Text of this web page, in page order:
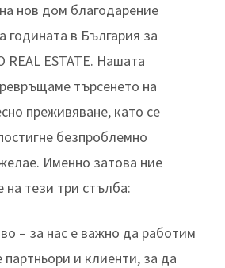
нов дом благодарение
годината в България за
REAL ESTATE. Нашата
търсенето на
преживяване, като се
безпроблемно
Именно затова ние
на тези три стълба:
– за нас е важно да работим
и клиенти, за да